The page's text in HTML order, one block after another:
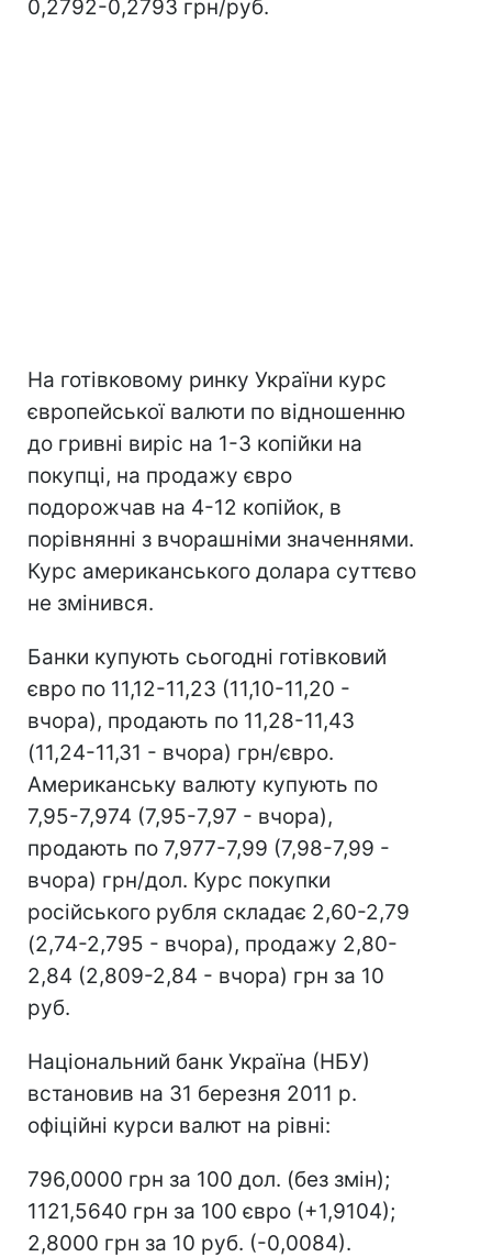
0,2792-0,2793 грн/руб.
На готівковому ринку України курс
європейської валюти по відношенню
до гривні виріс на 1-3 копійки на
покупці, на продажу євро
подорожчав на 4-12 копійок, в
порівнянні з вчорашніми значеннями.
Курс американського долара суттєво
не змінився.
Банки купують сьогодні готівковий
євро по 11,12-11,23 (11,10-11,20 -
вчора), продають по 11,28-11,43
(11,24-11,31 - вчора) грн/євро.
Американську валюту купують по
7,95-7,974 (7,95-7,97 - вчора),
продають по 7,977-7,99 (7,98-7,99 -
вчора) грн/дол. Курс покупки
російського рубля складає 2,60-2,79
(2,74-2,795 - вчора), продажу 2,80-
2,84 (2,809-2,84 - вчора) грн за 10
руб.
Національний банк Україна (НБУ)
встановив на 31 березня 2011 р.
офіційні курси валют на рівні:
796,0000 грн за 100 дол. (без змін);
1121,5640 грн за 100 євро (+1,9104);
2,8000 грн за 10 руб. (-0,0084).